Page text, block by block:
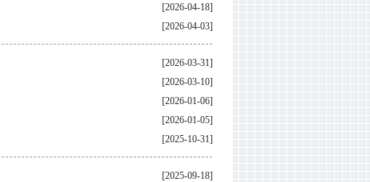
[2026-04-18]
[2026-04-03]
[2026-03-31]
[2026-03-10]
[2026-01-06]
[2026-01-05]
[2025-10-31]
[2025-09-18]